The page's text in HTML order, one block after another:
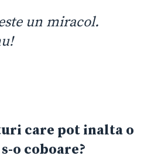
un miracol.
care pot inalta o
o coboare?